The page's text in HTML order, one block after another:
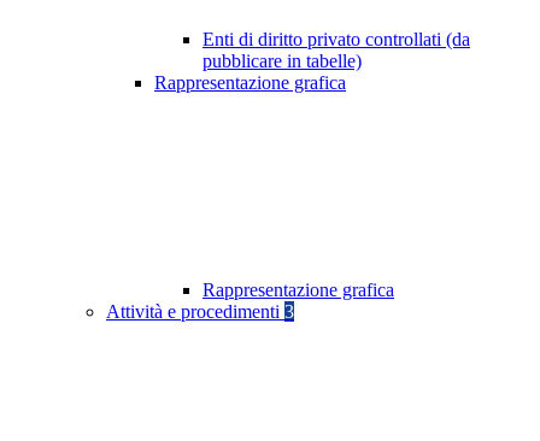
Enti di diritto privato controllati (da
pubblicare in tabelle)
Rappresentazione grafica
Rappresentazione grafica
Attività e procedimenti 3